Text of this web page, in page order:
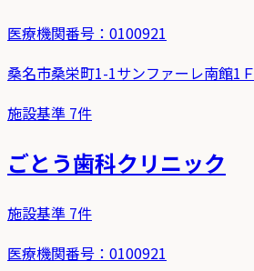
医療機関番号： 0100921
桑名市桑栄町1-1サンファーレ南館1Ｆ
施設基準 7件
ごとう歯科クリニック
施設基準 7件
医療機関番号： 0100921